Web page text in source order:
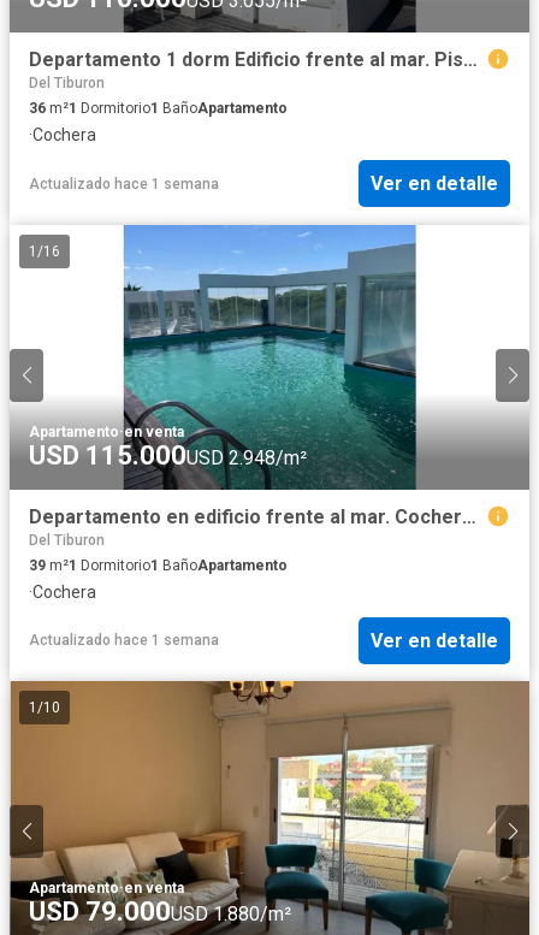
Departamento 1 dorm Edificio frente al mar. Piscina. Cochera. Parrilla
Del Tiburon
36 m²1 Dormitorio1 BañoApartamento
·Cochera
Actualizado hace 1 semana Ver en detalle
1 /16
Apartamento·en venta
USD 115.000USD 2.948/m²
Departamento en edificio frente al mar. Cochera, Piscina. Ascensor
Del Tiburon
39 m²1 Dormitorio1 BañoApartamento
·Cochera
Actualizado hace 1 semana Ver en detalle
1 /10
Apartamento·en venta
USD 79.000USD 1.880/m²